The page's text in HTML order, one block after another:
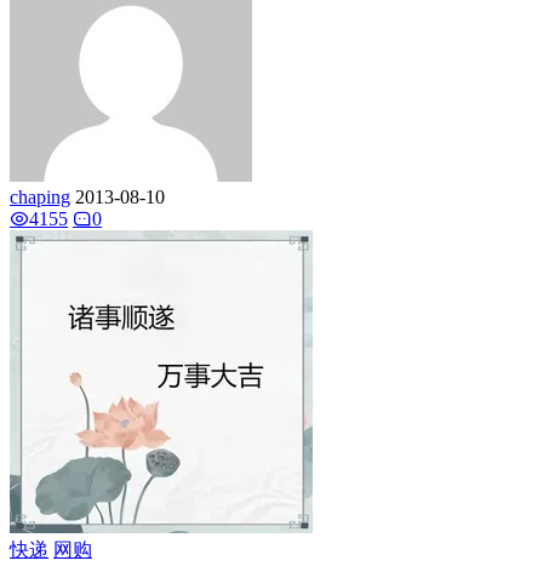
chaping 2013-08-10
4155
0
快递 网购